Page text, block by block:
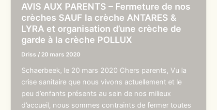
AVIS AUX PARENTS – Fermeture de nos
crèches SAUF la crèche ANTARES &
LYRA et organisation d’une crèche de
garde à la crèche POLLUX
Driss / 20 mars 2020
Schaerbeek, le 20 mars 2020 Chers parents, Vu la
crise sanitaire que nous vivons actuellement et le
peu d’enfants présents au sein de nos milieux
d’accueil, nous sommes contraints de fermer toutes